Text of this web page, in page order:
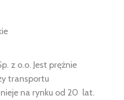
z o.o. Jest prężnie
transportu
na rynku od 20 lat.